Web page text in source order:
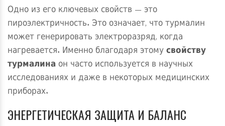
Одно из его ключевых свойств — это
пироэлектричность. Это означает, что турмалин
может генерировать электроразряд, когда
нагревается. Именно благодаря этомусвойству
турмалина он часто используется в научных
исследованиях и даже в некоторых медицинских
приборах.
ЭНЕРГЕТИЧЕСКАЯ ЗАЩИТА И БАЛАНС